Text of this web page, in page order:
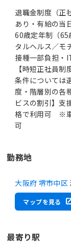
退職金制度（正
あり・有給の当
60歳定年制（65
タルヘルス／モ
接種一部負担・
【時短正社員
条件については
度・階層別の各
ビスの割引】支
格で利用可 ※車
可
勤務地
大阪府 堺市中区
マップを見る
最寄り駅